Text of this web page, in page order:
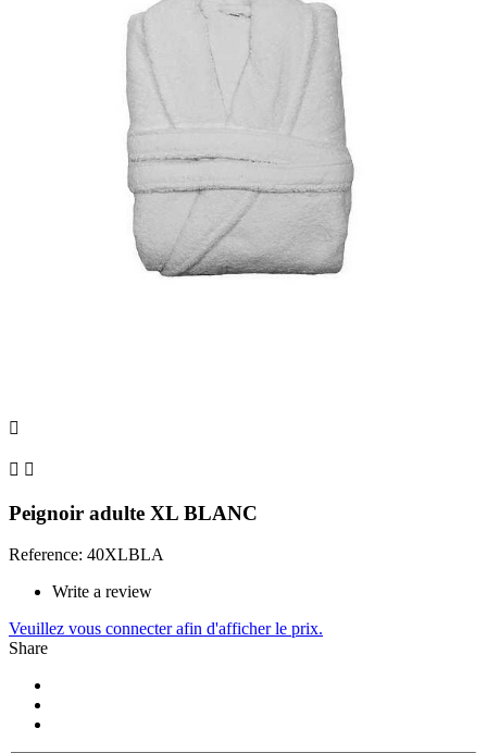

 
Peignoir adulte XL BLANC
Reference: 40XLBLA
Write a review
Veuillez vous connecter afin d'afficher le prix.
Share